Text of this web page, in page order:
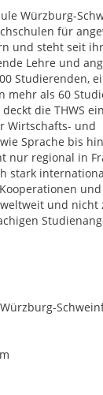
Würzburg-
für
und steht seit
Lehre und
Studierenden,
mehr als 60
die THWS
Wirtschafts- und
Sprache bis
nur regional in
stark
und
und nicht